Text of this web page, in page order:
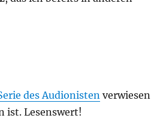
des Audionistenverwiesen
ist. Lesenswert!